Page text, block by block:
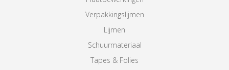
Verpakkingslijmen
Lijmen
Schuurmateriaal
Tapes & Folies